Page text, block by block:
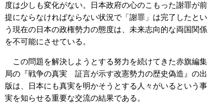
度は少しも変化がない。日本政府の心のこもった謝罪が前
提にならなければならない状況で「謝罪」は完了したとい
う現在の日本の政権勢力の態度は、未来志向的な両国関係
を不可能にさせている。
この問題を解決しようとする努力を続けてきた赤旗編集
局の『戦争の真実 証言が示す改憲勢力の歴史偽造』の出
版は、日本にも真実を明かそうとする人々がいるという事
実を知らせる重要な交流の結果である。